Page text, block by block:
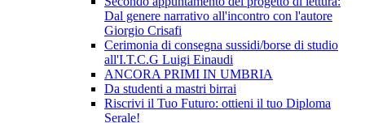
Dal genere narrativo all'incontro con l'autore
Giorgio Crisafi
Cerimonia di consegna sussidi/borse di studio
all'I.T.C.G Luigi Einaudi
ANCORA PRIMI IN UMBRIA
Da studenti a mastri birrai
Riscrivi il Tuo Futuro: ottieni il tuo Diploma
Serale!